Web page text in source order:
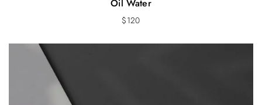
Oil Water
$120